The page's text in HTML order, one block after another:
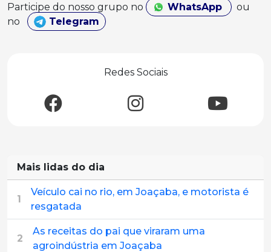
Participe do nosso grupo no WhatsApp
ou
no
Telegram
Redes Sociais
Mais lidas do dia
1
Veículo cai no rio, em Joaçaba, e motorista é
resgatada
2
As receitas do pai que viraram uma
agroindústria em Joaçaba